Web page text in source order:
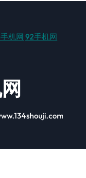
机网 92手机网